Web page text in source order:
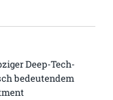
Deep-Tech-
bedeutendem